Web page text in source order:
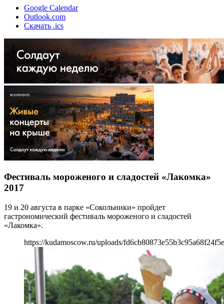
Google Calendar
Outlook.com
Скачать .ics
Фестиваль мороженого и сладостей «Лакомка»
2017
19 и 20 августа в парке «Сокольники» пройдет
гастрономический фестиваль мороженого и сладостей
«Лакомка».
https://kudamoscow.ru/uploads/